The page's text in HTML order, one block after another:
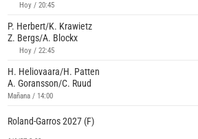
Hoy / 20:45
P. Herbert/K. Krawietz
Z. Bergs/A. Blockx
Hoy / 22:45
H. Heliovaara/H. Patten
A. Goransson/C. Ruud
Mañana / 14:00
Roland-Garros 2027 (F)